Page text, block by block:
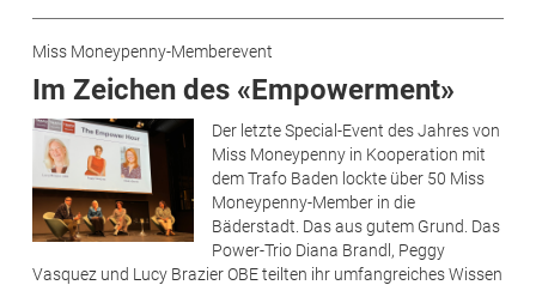
Miss Moneypenny-Memberevent
Im Zeichen des «Empowerment»
Der letzte Special-Event des Jahres von
Miss Moneypenny in Kooperation mit
dem Trafo Baden lockte über 50 Miss
Moneypenny-Member in die
Bäderstadt. Das aus gutem Grund. Das
Power-Trio Diana Brandl, Peggy
Vasquez und Lucy Brazier OBE teilten ihr umfangreiches Wissen